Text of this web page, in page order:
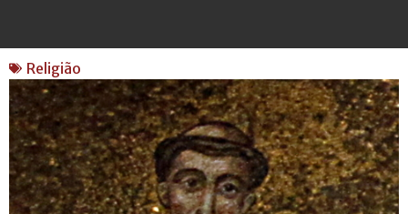
Religião